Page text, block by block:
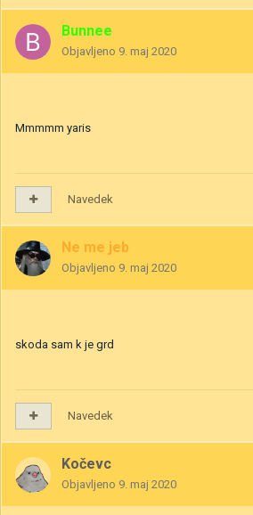
Bunnee
Objavljeno 9. maj 2020
Mmmmm yaris
Navedek
Ne me jeb
Objavljeno 9. maj 2020
skoda sam k je grd
Navedek
Kočevc
Objavljeno 9. maj 2020